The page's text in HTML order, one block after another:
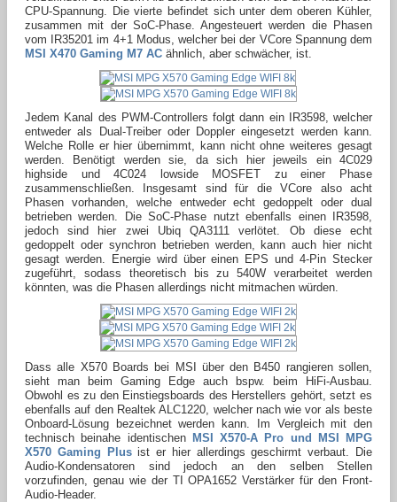
CPU-Spannung. Die vierte befindet sich unter dem oberen Kühler,
zusammen mit der SoC-Phase. Angesteuert werden die Phasen
vom IR35201 im 4+1 Modus, welcher bei der VCore Spannung dem
MSI X470 Gaming M7 AC ähnlich, aber schwächer, ist.
Jedem Kanal des PWM-Controllers folgt dann ein IR3598, welcher
entweder als Dual-Treiber oder Doppler eingesetzt werden kann.
Welche Rolle er hier übernimmt, kann nicht ohne weiteres gesagt
werden. Benötigt werden sie, da sich hier jeweils ein 4C029
highside und 4C024 lowside MOSFET zu einer Phase
zusammenschließen. Insgesamt sind für die VCore also acht
Phasen vorhanden, welche entweder echt gedoppelt oder dual
betrieben werden. Die SoC-Phase nutzt ebenfalls einen IR3598,
jedoch sind hier zwei Ubiq QA3111 verlötet. Ob diese echt
gedoppelt oder synchron betrieben werden, kann auch hier nicht
gesagt werden. Energie wird über einen EPS und 4-Pin Stecker
zugeführt, sodass theoretisch bis zu 540W verarbeitet werden
könnten, was die Phasen allerdings nicht mitmachen würden.
Dass alle X570 Boards bei MSI über den B450 rangieren sollen,
sieht man beim Gaming Edge auch bspw. beim HiFi-Ausbau.
Obwohl es zu den Einstiegsboards des Herstellers gehört, setzt es
ebenfalls auf den Realtek ALC1220, welcher nach wie vor als beste
Onboard-Lösung bezeichnet werden kann. Im Vergleich mit den
technisch beinahe identischen MSI X570-A Pro und MSI MPG
X570 Gaming Plusist er hier allerdings geschirmt verbaut. Die
Audio-Kondensatoren sind jedoch an den selben Stellen
vorzufinden, genau wie der TI OPA1652 Verstärker für den Front-
Audio-Header.